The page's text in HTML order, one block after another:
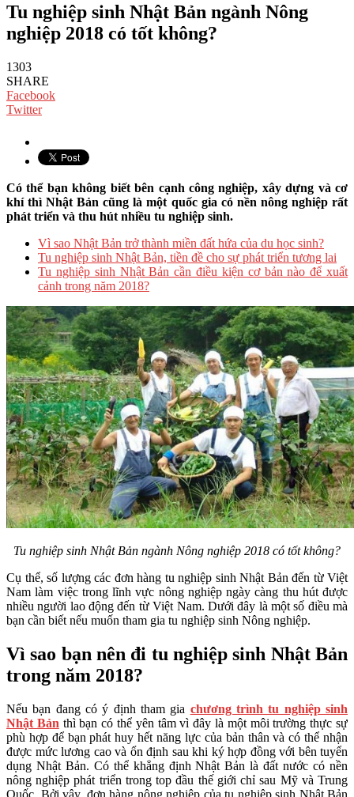
Tu nghiệp sinh Nhật Bản ngành Nông
nghiệp 2018 có tốt không?
1303
SHARE
Facebook
Twitter
Có thể bạn không biết bên cạnh công nghiệp, xây dựng và cơ
khí thì Nhật Bản cũng là một quốc gia có nền nông nghiệp rất
phát triển và thu hút nhiều tu nghiệp sinh.
Vì sao Nhật Bản trở thành miền đất hứa của du học sinh?
Tu nghiệp sinh Nhật Bản, tiền đề cho sự phát triển tương lai
Tu nghiệp sinh Nhật Bản cần điều kiện cơ bản nào để xuất
cảnh trong năm 2018?
Tu nghiệp sinh Nhật Bản ngành Nông nghiệp 2018 có tốt không?
Cụ thể, số lượng các đơn hàng tu nghiệp sinh Nhật Bản đến từ Việt
Nam làm việc trong lĩnh vực nông nghiệp ngày càng thu hút được
nhiều người lao động đến từ Việt Nam. Dưới đây là một số điều mà
bạn cần biết nếu muốn tham gia tu nghiệp sinh Nông nghiệp.
Vì sao bạn nên đi tu nghiệp sinh Nhật Bản
trong năm 2018?
Nếu bạn đang có ý định tham gia chương trình tu nghiệp sinh
Nhật Bản thì bạn có thể yên tâm vì đây là một môi trường thực sự
phù hợp để bạn phát huy hết năng lực của bản thân và có thể nhận
được mức lương cao và ổn định sau khi ký hợp đồng với bên tuyển
dụng Nhật Bản. Có thể khẳng định Nhật Bản là đất nước có nền
nông nghiệp phát triển trong top đầu thế giới chỉ sau Mỹ và Trung
Quốc. Bởi vậy, đơn hàng nông nghiệp của tu nghiệp sinh Nhật Bản